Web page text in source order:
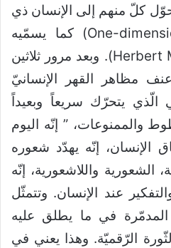
كلّ منهم إلى الإنسان ذي
البعد الواحد(One-dimensional Man) كما يسمّيه
هربرت ماركوز(Herbert Marcuse). وبعد مرور ثلاثين
مظاهر القهر الإنسانيّ
الّذي يتحرّك سريعاً وبعيداً
والممنوعات، ” إنّه اليوم
الإنسان، إنّه يهدّد شعوره
الشعورية واللاشعورية، إنّه
عند الإنسان. وتتمثّل
المدمّرة في ما يطلق عليه
الرّقميّة. وهذا يعني في